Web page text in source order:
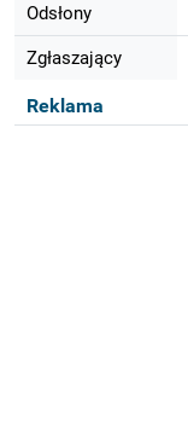
Odsłony
Zgłaszający
Reklama